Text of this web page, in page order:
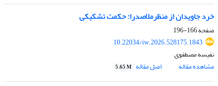
خرد جاویدان از منظرملاصدرا: حکمت تشکیکی
صفحه166-196
10.22034/iw.2026.528175.1843
نفیسه مصطفوی
مشاهده مقاله
اصل مقاله 5.65 M